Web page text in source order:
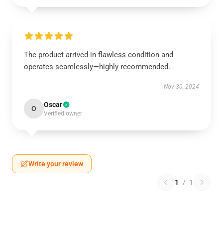
The product arrived in flawless condition and
operates seamlessly—highly recommended.
Nov 30, 2024
O Oscar
Verified owner
Write your review
1 / 1